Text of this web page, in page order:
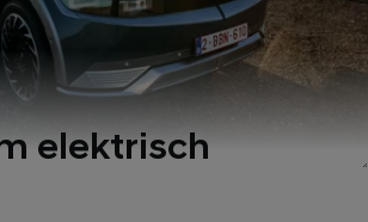
elektrisch